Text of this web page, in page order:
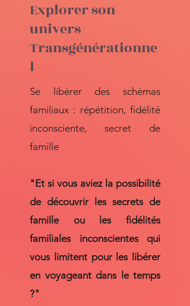
Explorer son
univers
Transgénérationne
l
Se libérer des schémas
familiaux : répétition, fidélité
inconsciente, secret de
famille ​
"Et si vous aviez la possibilité
de découvrir les secrets de
famille ou les fidélités
familiales inconscientes qui
vous limitent pour les libérer
en voyageant dans le temps
?"